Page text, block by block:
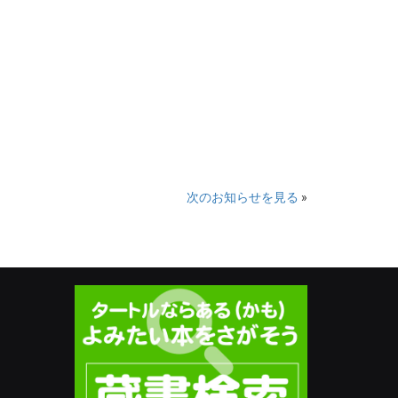
次のお知らせを見る »